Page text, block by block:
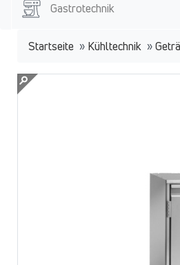
Gastrotechnik
Startseite » Kühltechnik »